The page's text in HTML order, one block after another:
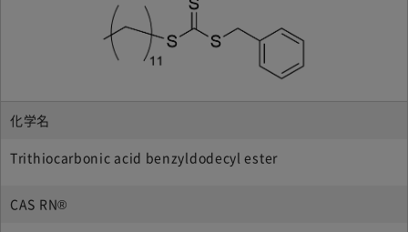
化学名
Trithiocarbonic acid benzyldodecyl ester
CAS RN®